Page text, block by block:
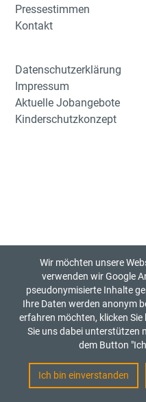
Wir möchten unsere
verwenden wir Google
pseudonymisierte Inhalte
Ihre Daten werden anonym
erfahren möchten, klicken Sie
Sie uns dabei unterstützen
dem Button
Ich bin einverstanden
Pressestimmen
Kontakt
Datenschutzerklärung
Impressum
Aktuelle Jobangebote
Kinderschutzkonzept